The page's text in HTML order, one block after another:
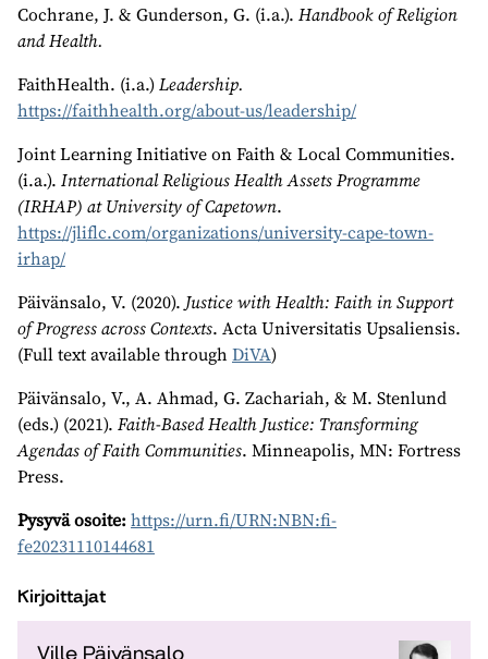
Cochrane, J. & Gunderson, G. (i.a.). Handbook of Religion
and Health.
FaithHealth. (i.a.)Leadership.
https://faithhealth.org/about-us/leadership/
Joint Learning Initiative on Faith & Local Communities.
(i.a.). International Religious Health Assets Programme
(IRHAP) at University of Capetown.
https://jliflc.com/organizations/university-cape-town-
irhap/
Päivänsalo, V. (2020). Justice with Health: Faith in Support
of Progress across Contexts. Acta Universitatis Upsaliensis.
(Full text available through DiVA)
Päivänsalo, V., A. Ahmad, G. Zachariah, & M. Stenlund
(eds.) (2021). Faith-Based Health Justice: Transforming
Agendas of Faith Communities. Minneapolis, MN: Fortress
Press.
Pysyvä osoite:https://urn.fi/URN:NBN:fi-
fe20231110144681
Kirjoittajat
Ville Päivänsalo